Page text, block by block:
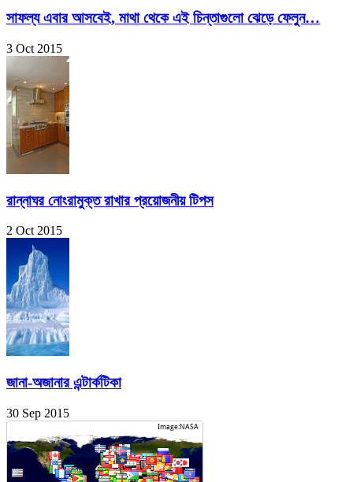
সাফল্য এবার আসবেই, মাথা থেকে এই চিন্তাগুলো ঝেড়ে ফেলুন…
3 Oct 2015
রান্নাঘর নোংরামুক্ত রাখার প্রয়োজনীয় টিপস
2 Oct 2015
জানা-অজানার এন্টার্কটিকা
30 Sep 2015